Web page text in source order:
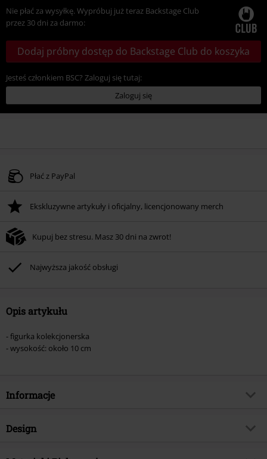
Nie płać za wysyłkę. Wypróbuj już teraz Backstage Club
przez 30 dni za darmo:
Dodaj próbny dostęp do Backstage Club do koszyka
Jesteś członkiem BSC? Zaloguj się tutaj:
Zaloguj się
Płać z PayPal
Ekskluzywne artykuły i oficjalny, licencjonowany merch
Kupuj bez stresu. Masz 30 dni na zwrot!
Najwyższa jakość obsługi
Opis artykułu
- figurka kolekcjonerska
- wysokość: około 10 cm
Informacje
Numer artykułu
Design